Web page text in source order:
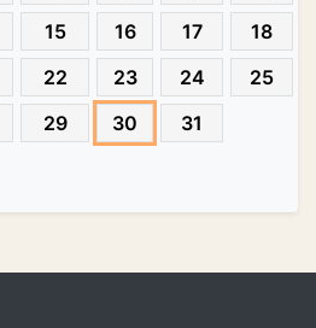
15 16 17
18
22 23 24
25
29 30 31